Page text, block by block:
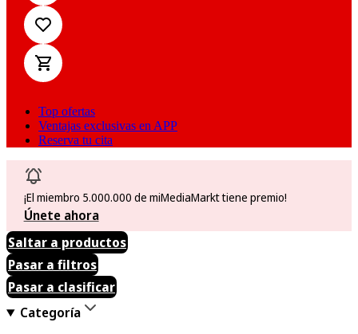
Top ofertas
Ventajas exclusivas en APP
Reserva tu cita
¡El miembro 5.000.000 de miMediaMarkt tiene premio!
Únete ahora
Saltar a productos
Pasar a filtros
Pasar a clasificar
Categoría